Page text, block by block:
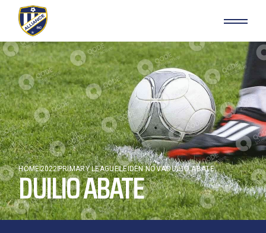
HOME2022PRIMARY LEAGUELEIDEN NOVADUILIO ABATE
DUILIO ABATE